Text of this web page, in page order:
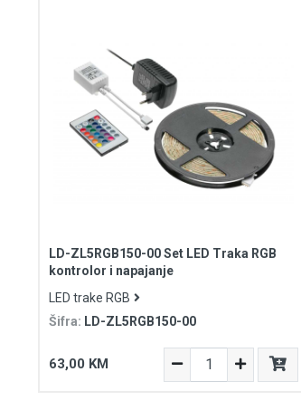
LD-ZL5RGB150-00 Set LED Traka RGB
kontrolor i napajanje
LED trake RGB
Šifra: LD-ZL5RGB150-00
63,00 KM